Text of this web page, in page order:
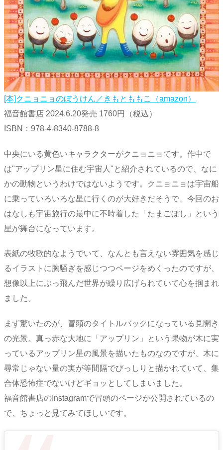
[本]クニョニョのぼうけん／きもとももこ（amazon）
福音館書店 2024.6.20発売 1760円（税込）
ISBN：978-4-8340-8788-8
中央にいる黄色いキャラクターがクニョニョです。作中で
は"アップリン星に住む宇宙人"と紹介されているので、なに
かの動物というわけではないようです。クニョニョは宇宙船
に乗っていろいろな星に行くのが大好きだそうで、今回のお
はなしも宇宙旅行の最中に不時着した「たまごぼし」という
星が舞台になっています。
表紙の牧歌的なようでいて、なんとも言えない雰囲気を感じ
るイラストに胸騒ぎを感じつつページをめくったのですが、
想像以上にぶっ飛んだ世界が繰り広げられていて心を掴まれ
ました。
まず驚いたのが、冒頭のタイトルバックになっている見開き
の光景。真っ赤な大地に「アップリン」という果物が木に実
っているアップリン星の風景を描いたものなのですが、木に
尋常じゃない量の実が等間隔でびっしりと描かれていて、集
合体恐怖症でないけどギョッとしてしまいました。
福音館書店のInstagramで冒頭のページが公開されているの
で、ちょっと見てみてほしいです。